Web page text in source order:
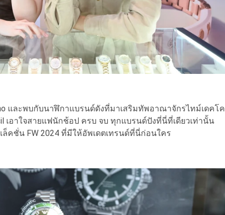
และพบกับนาฬิกาแบรนด์ดังที่มาเสริมทัพอาณาจักรไทม์เดคโค
เอาใจสายแฟนักช้อป ครบ จบ ทุกแบรนด์ปังที่นี่ที่เดียวเท่านั้น
คชั่น FW 2024 ที่มีให้อัพเดตเทรนด์ที่นี่ก่อนใคร